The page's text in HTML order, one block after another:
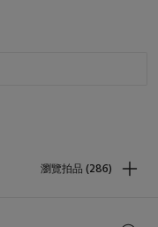
瀏覽拍品 (286)